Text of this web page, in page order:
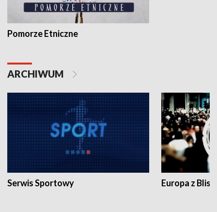
Pomorze Etniczne
ARCHIWUM
Serwis Sportowy Europa z